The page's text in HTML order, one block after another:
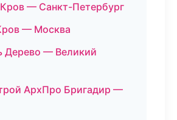
— Санкт-Петербург
— Москва
Дерево — Великий
АрхПро Бригадир —